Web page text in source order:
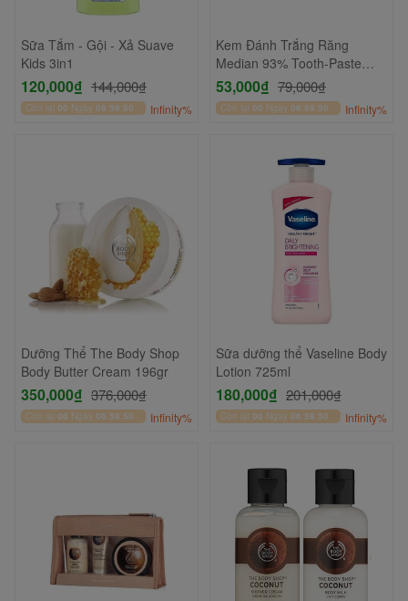
Sữa Tắm - Gội - Xả Suave
Kids 3in1
120,000₫ 144,000₫
Còn lại 00 Ngày 06:59:49 Infinity%
Kem Đánh Trắng Răng
Median 93% Tooth-Paste
120g
53,000₫ 79,000₫
Còn lại 00 Ngày 06:59:49 Infinity%
Dưỡng Thể The Body Shop
Body Butter Cream 196gr
350,000₫ 376,000₫
Còn lại 00 Ngày 06:59:49 Infinity%
Sữa dưỡng thể Vaseline Body
Lotion 725ml
180,000₫ 201,000₫
Còn lại 00 Ngày 06:59:49 Infinity%